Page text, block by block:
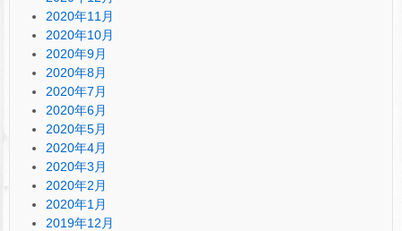
2020年11月
2020年10月
2020年9月
2020年8月
2020年7月
2020年6月
2020年5月
2020年4月
2020年3月
2020年2月
2020年1月
2019年12月